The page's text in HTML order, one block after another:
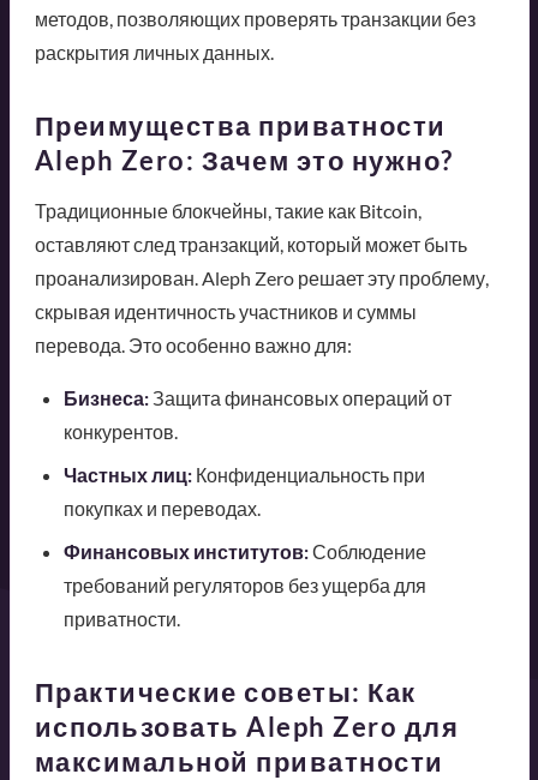
методов, позволяющих проверять транзакции без
раскрытия личных данных.
Преимущества приватности
Aleph Zero: Зачем это нужно?
Традиционные блокчейны, такие как Bitcoin,
оставляют след транзакций, который может быть
проанализирован. Aleph Zero решает эту проблему,
скрывая идентичность участников и суммы
перевода. Это особенно важно для:
Бизнеса:Защита финансовых операций от
конкурентов.
Частных лиц:Конфиденциальность при
покупках и переводах.
Финансовых институтов:Соблюдение
требований регуляторов без ущерба для
приватности.
Практические советы: Как
использовать Aleph Zero для
максимальной приватности